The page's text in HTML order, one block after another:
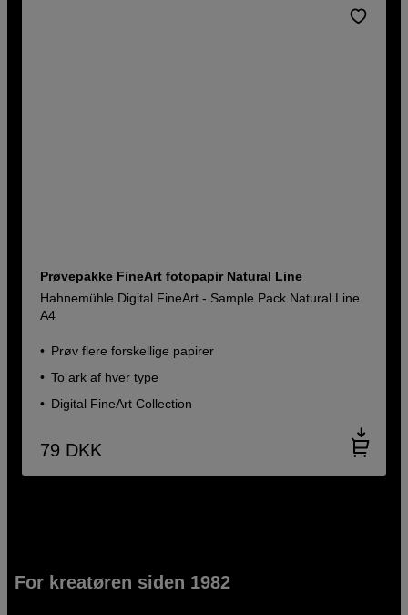
Prøvepakke FineArt fotopapir Natural Line
Hahnemühle Digital FineArt - Sample Pack Natural Line
A4
Prøv flere forskellige papirer
To ark af hver type
Digital FineArt Collection
79 DKK
For kreatøren siden 1982